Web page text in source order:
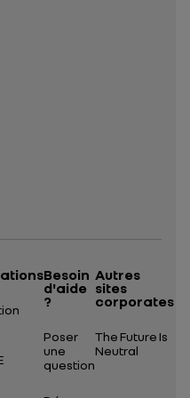
Besoin
d'aide
?
Poser
une
question
Autres
sites
corporates
The Future Is
Neutral